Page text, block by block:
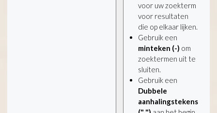
voor uw zoekterm
voor resultaten
die op elkaar lijken.
Gebruik een
minteken (-) om
zoektermen uit te
sluiten.
Gebruik een
Dubbele
aanhalingstekens